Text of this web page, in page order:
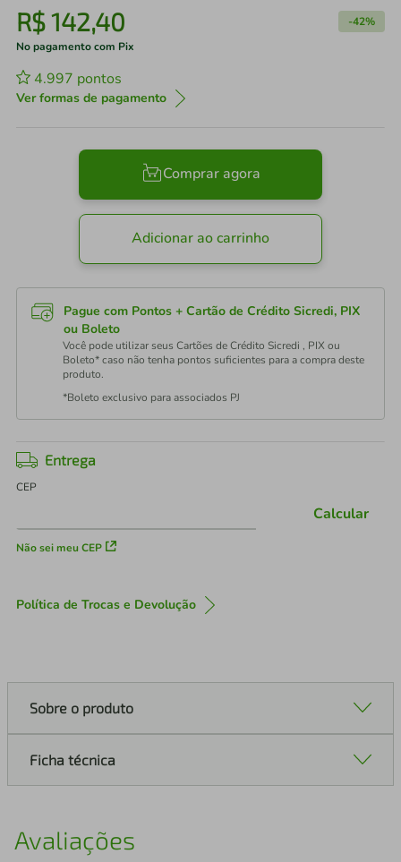
R$142,40 -42%
No pagamento com Pix
4.997 pontos
Ver formas de pagamento
Comprar agora
Adicionar ao carrinho
Pague com Pontos + Cartão de Crédito Sicredi, PIX
ou Boleto
Você pode utilizar seus Cartões de Crédito Sicredi , PIX ou
Boleto* caso não tenha pontos suficientes para a compra deste
produto.
*Boleto exclusivo para associados PJ
Entrega
CEP
Não sei meu CEP
Calcular
Política de Trocas e Devolução
Sobre o produto
Ficha técnica
Avaliações